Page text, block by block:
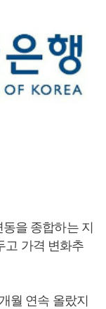
을 종합하는 지
고 가격 변화추
월 연속 올랐지